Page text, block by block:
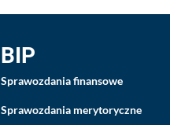
BIP
Sprawozdania finansowe
Sprawozdania merytoryczne